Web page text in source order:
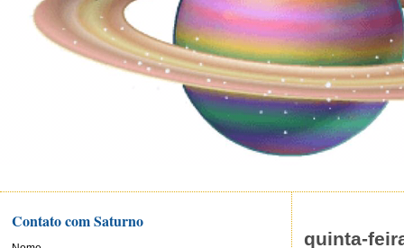
quinta-
Contato com Saturno